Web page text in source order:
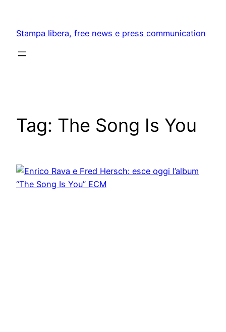
content
Stampa libera, free news e press communication
Tag: The Song Is You